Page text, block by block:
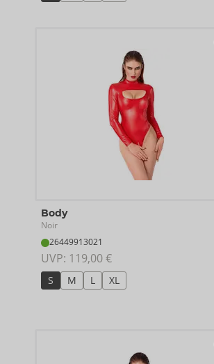
Body
Noir
26449913021
UVP: 119,00 €
S M L XL